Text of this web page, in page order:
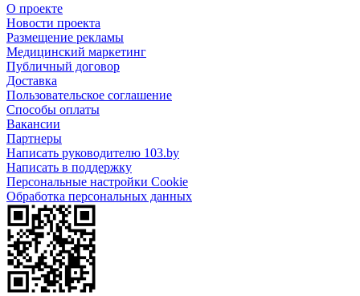
О проекте
Новости проекта
Размещение рекламы
Медицинский маркетинг
Публичный договор
Доставка
Пользовательское соглашение
Способы оплаты
Вакансии
Партнеры
Написать руководителю 103.by
Написать в поддержку
Персональные настройки Cookie
Обработка персональных данных